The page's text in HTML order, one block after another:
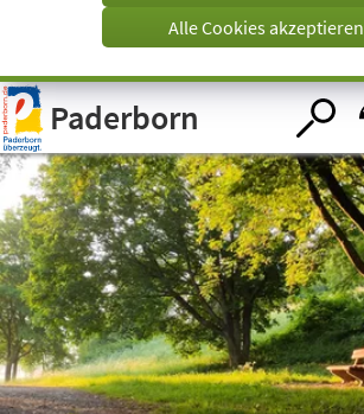
Visuelle
Assistenzsoftware
öffnen.
Alle Cookies akzeptieren
Paderborn